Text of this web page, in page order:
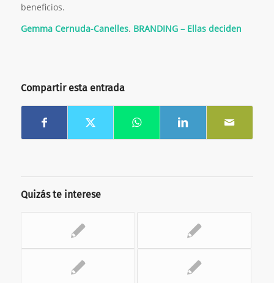
beneficios.
Gemma Cernuda-Canelles. BRANDING – Ellas deciden
Compartir esta entrada
Quizás te interese